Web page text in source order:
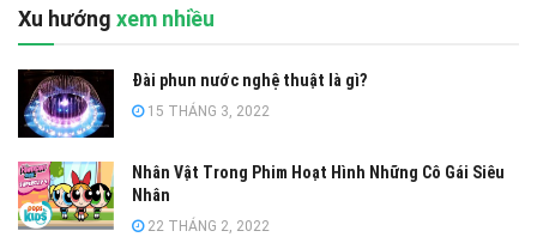
Xu hướng xem nhiều
Đài phun nước nghệ thuật là gì?
15 THÁNG 3, 2022
Nhân Vật Trong Phim Hoạt Hình Những Cô Gái Siêu
Nhân
22 THÁNG 2, 2022